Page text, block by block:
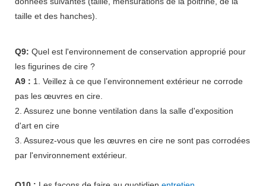
taille et des hanches).
Q9: Quel est l'environnement de conservation approprié pour
les figurines de cire ?
A9 : 1. Veillez à ce que l’environnement extérieur ne corrode
pas les œuvres en cire.
2. Assurez une bonne ventilation dans la salle d'exposition
d'art en cire
3. Assurez-vous que les œuvres en cire ne sont pas corrodées
par l'environnement extérieur.